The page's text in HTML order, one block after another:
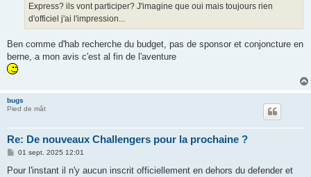
Express? ils vont participer? J'imagine que oui mais toujours rien
d'officiel j'ai l'impression...
Ben comme d'hab recherche du budget, pas de sponsor et conjoncture en
berne, a mon avis c'est al fin de l'aventure
bugs
Pied de mât
Re: De nouveaux Challengers pour la prochaine ?
M
s
01 sept. 2025 12:01
Pour l'instant il n'y aucun inscrit officiellement en dehors du defender et